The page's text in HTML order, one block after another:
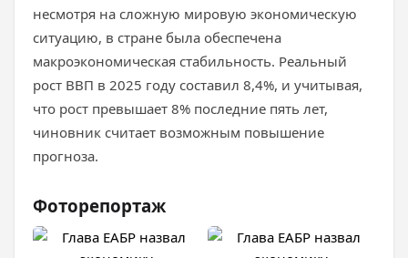
несмотря на сложную мировую экономическую
ситуацию, в стране была обеспечена
макроэкономическая стабильность. Реальный
рост ВВП в 2025 году составил 8,4%, и учитывая,
что рост превышает 8% последние пять лет,
чиновник считает возможным повышение
прогноза.
Фоторепортаж